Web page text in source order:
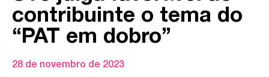
contribuinte o tema do
“PAT em dobro”
28 de novembro de 2023